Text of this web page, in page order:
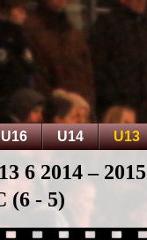
U16 U14 U13
6 2014 – 2015
(6 - 5)